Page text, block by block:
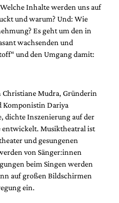
Inhalte werden uns auf
und warum? Und: Wie
Es geht um den in
wachsenden und
und den Umgang damit:
Christiane Mudra, Gründerin
Komponistin Dariya
dichte Inszenierung auf der
entwickelt. Musiktheatral ist
und gesungenen
von Sänger:innen
beim Singen werden
auf großen Bildschirmen
ein.